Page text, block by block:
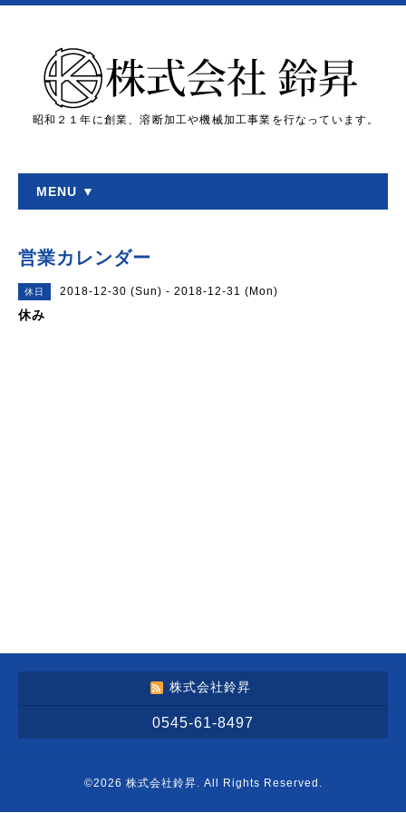
昭和２１年に創業、溶断加工や機械加工事業を行なっています。
MENU ▼
営業カレンダー
休日 2018-12-30 (Sun) - 2018-12-31 (Mon)
休み
株式会社鈴昇
0545-61-8497
©2026 株式会社鈴昇. All Rights Reserved.